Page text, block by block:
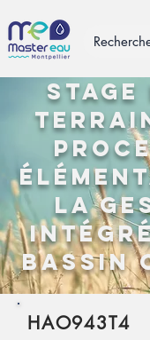
Stage
la
bassin
HAO943T4